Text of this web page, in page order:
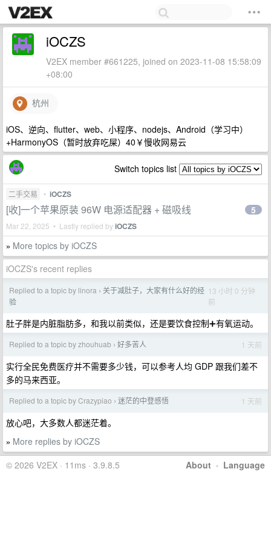
iOCZS
V2EX member #661225, joined on 2023-11-08 15:58:09
+08:00
杭州
iOS、逆向、flutter、web、小程序、nodejs、Android（学习中）
+HarmonyOS（暂时放弃吃屎）40￥慢收网易云
Switch topics list
二手交易 • iOCZS
[收]一个苹果原装 96W 电源适配器 + 磁吸线
Mar 22, 2025 • Lastly replied byiOCZS
5
» More topics by iOCZS
iOCZS's recent replies
Replied to a topic by linora › 关于减肚子，大家有什么好的经
验
13 小时 0 分钟
前
肚子胖是内脏脂肪多，和我以前类似，还是要饮食控制➕有氧运动。
Replied to a topic by zhouhuab › 好多苦人 1 天前
实行全民免费医疗并不需要多少钱，可以参考人均 GDP 跟我们差不
多的马来西亚。
Replied to a topic by Crazypiao › 迷茫的中登感悟 1 天前
放心吧，大多数人都迷茫着。
» More replies by iOCZS
About · Language
© 2026 V2EX · 11ms · 3.9.8.5